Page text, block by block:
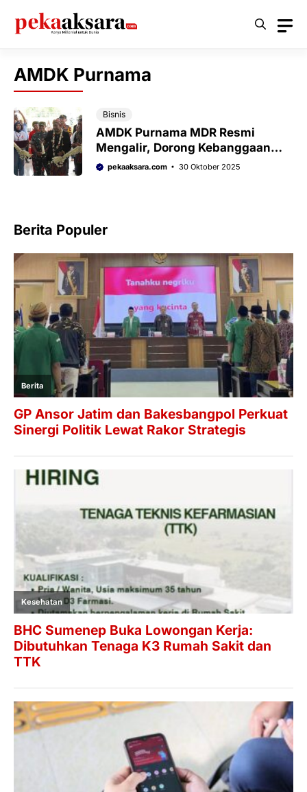
AMDK Purnama
Bisnis
AMDK Purnama MDR Resmi
Mengalir, Dorong Kebanggaan
dan Potensi Sumenep
pekaaksara.com 30 Oktober 2025
Berita Populer